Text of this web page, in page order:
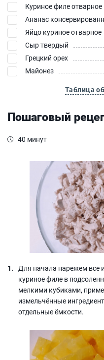
Куриное филе отварное
Ананас
Яйцо куриное отварное
Сыр твердый
Грецкий орех
Майонез
Таблица
Пошаговый
40 минут
Для начала нарежем все
куриное филе в
мелкими кубиками,
измельчённые
отдельные ёмкости.